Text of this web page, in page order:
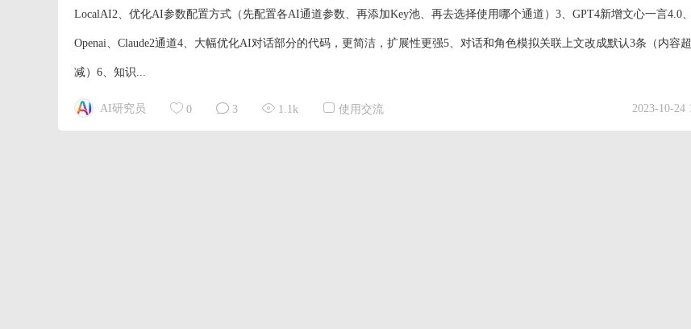
LocalAI2、优化AI参数配置方式（先配置各AI通道参数、再添加Key池、再去选择使用哪个通道）3、GPT4新增文心一言4.0
Openai、Claude2通道4、大幅优化AI对话部分的代码，更简洁，扩展性更强5、对话和角色模拟关联上文改成默认3条（内容
减）6、知识...
AI研究员 0 3 1.1k 使用交流 2023-10-24